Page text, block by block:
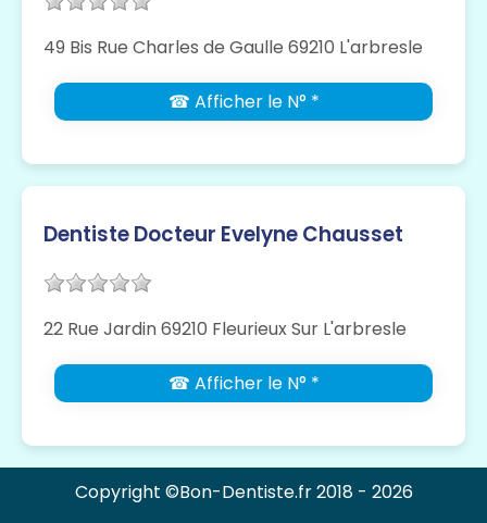
49 Bis Rue Charles de Gaulle 69210 L'arbresle
☎ Afficher le N° *
Dentiste Docteur Evelyne Chausset
22 Rue Jardin 69210 Fleurieux Sur L'arbresle
☎ Afficher le N° *
Copyright ©Bon-Dentiste.fr 2018 - 2026